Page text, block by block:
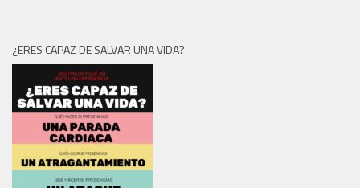
¿ERES CAPAZ DE SALVAR UNA VIDA?